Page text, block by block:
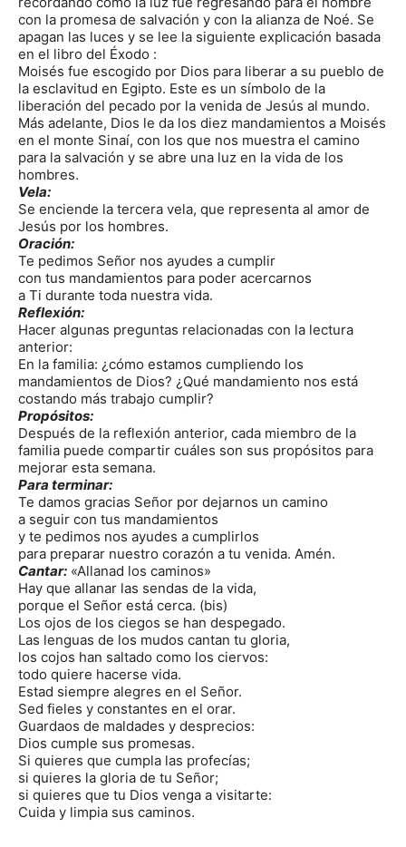
con la promesa de salvación y con la alianza de Noé. Se
apagan las luces y se lee la siguiente explicación basada
en el libro del Éxodo :
Moisés fue escogido por Dios para liberar a su pueblo de
la esclavitud en Egipto. Este es un símbolo de la
liberación del pecado por la venida de Jesús al mundo.
Más adelante, Dios le da los diez mandamientos a Moisés
en el monte Sinaí, con los que nos muestra el camino
para la salvación y se abre una luz en la vida de los
hombres.
Vela:
Se enciende la tercera vela, que representa al amor de
Jesús por los hombres.
Oración:
Te pedimos Señor nos ayudes a cumplir
con tus mandamientos para poder acercarnos
a Ti durante toda nuestra vida.
Reflexión:
Hacer algunas preguntas relacionadas con la lectura
anterior:
En la familia: ¿cómo estamos cumpliendo los
mandamientos de Dios? ¿Qué mandamiento nos está
costando más trabajo cumplir?
Propósitos:
Después de la reflexión anterior, cada miembro de la
familia puede compartir cuáles son sus propósitos para
mejorar esta semana.
Para terminar:
Te damos gracias Señor por dejarnos un camino
a seguir con tus mandamientos
y te pedimos nos ayudes a cumplirlos
para preparar nuestro corazón a tu venida. Amén.
Cantar: «Allanad los caminos»
Hay que allanar las sendas de la vida,
porque el Señor está cerca. (bis)
Los ojos de los ciegos se han despegado.
Las lenguas de los mudos cantan tu gloria,
los cojos han saltado como los ciervos:
todo quiere hacerse vida.
Estad siempre alegres en el Señor.
Sed fieles y constantes en el orar.
Guardaos de maldades y desprecios:
Dios cumple sus promesas.
Si quieres que cumpla las profecías;
si quieres la gloria de tu Señor;
si quieres que tu Dios venga a visitarte:
Cuida y limpia sus caminos.